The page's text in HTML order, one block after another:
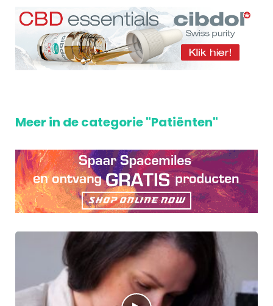
Meer in de categorie "Patiënten"